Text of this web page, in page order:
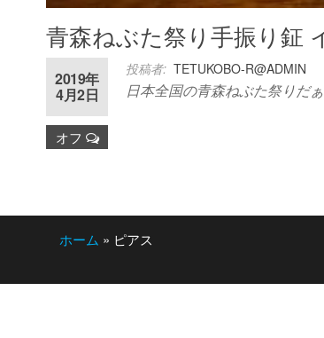
青森ねぶた祭り手振り鉦
投稿者: TETUKOBO-R@ADMIN
2019年
4月2日
オフ
日本全国の青森ねぶた祭りだ
ホーム » ピアス